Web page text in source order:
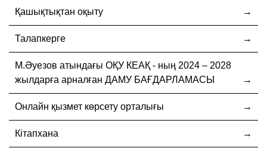
Қашықтықтан оқыту
Талапкерге
М.Әуезов атындағы ОҚУ КЕАҚ - ның 2024 – 2028
жылдарға арналған ДАМУ БАҒДАРЛАМАСЫ
Онлайн қызмет көрсету орталығы
Кітапхана